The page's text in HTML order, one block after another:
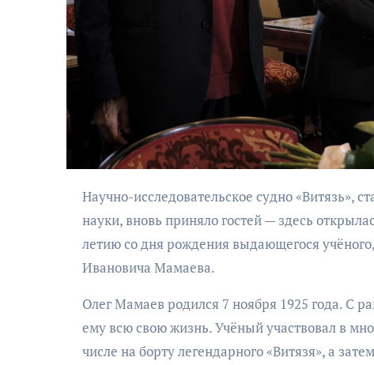
Научно-исследовательское судно «Витязь», ставшее символом отечественной океанологии и морской
науки, вновь приняло гостей — здесь
летию со дня рождения выдающегося
Ивановича Мамаева.
Олег Мамаев родился 7 ноября 1925 года. С
ему всю свою жизнь. Учёный участвовал в
числе на борту легендарного «Витязя», а
Музыкально-
поэтический
моноспектакль
«Исповедь в четыре
четверти пути»